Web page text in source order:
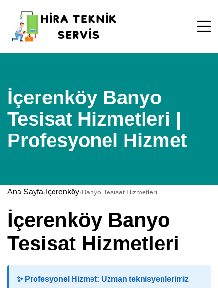
İçerenköy Banyo
Tesisat Hizmetleri |
Profesyonel Hizmet
Ana Sayfa› İçerenköy›Banyo Tesisat Hizmetleri
İçerenköy Banyo
Tesisat Hizmetleri
✨ Profesyonel Hizmet: Uzman teknisyenlerimiz